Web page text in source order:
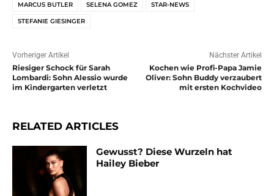
MARCUS BUTLER SELENA GOMEZ STAR-NEWS
STEFANIE GIESINGER
Vorheriger Artikel
Riesiger Schock für Sarah
Lombardi: Sohn Alessio wurde
im Kindergarten verletzt
Nächster Artikel
Kochen wie Profi-Papa Jamie
Oliver: Sohn Buddy verzaubert
mit ersten Kochvideo
RELATED ARTICLES
Gewusst? Diese Wurzeln hat
Hailey Bieber